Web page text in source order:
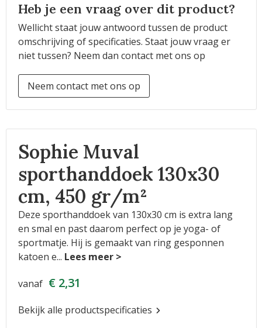
Heb je een vraag over dit product?
Wellicht staat jouw antwoord tussen de product
omschrijving of specificaties. Staat jouw vraag er
niet tussen? Neem dan contact met ons op
Neem contact met ons op
Sophie Muval
sporthanddoek 130x30
cm, 450 gr/m²
Deze sporthanddoek van 130x30 cm is extra lang
en smal en past daarom perfect op je yoga- of
sportmatje. Hij is gemaakt van ring gesponnen
katoen e...
vanaf € 2,31
Bekijk alle productspecificaties